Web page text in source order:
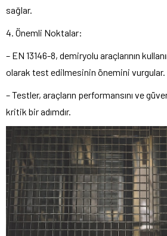
sağlar.
4. Önemli Noktalar:
– EN 13146-8, demiryolu araçlarının
olarak test edilmesinin önemini vurgular.
– Testler, araçların performansını ve
kritik bir adımdır.